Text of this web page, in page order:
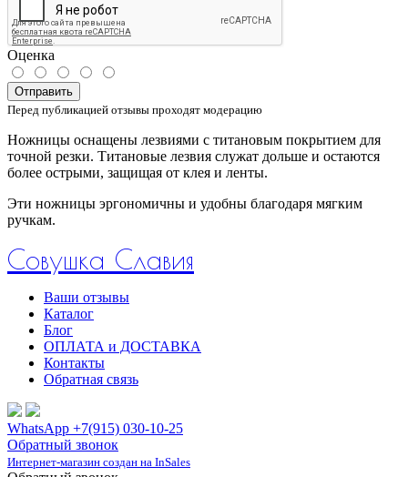
Оценка
Отправить
Перед публикацией отзывы проходят модерацию
Ножницы оснащены лезвиями с титановым покрытием для
точной резки. Титановые лезвия служат дольше и остаются
более острыми, защищая от клея и ленты.
Эти ножницы эргономичны и удобны благодаря мягким
ручкам.
Совушка Славия
Ваши отзывы
Каталог
Блог
ОПЛАТА и ДОСТАВКА
Контакты
Обратная связь
WhatsApp +7(915) 030-10-25
Обратный звонок
Интернет-магазин создан на InSales